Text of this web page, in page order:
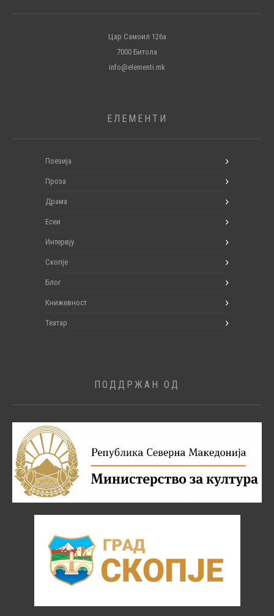
Цар Самоил 126а
7000 Битола
info@elementi.mk
ЕЛЕМЕНТИ
Поезија
Проза
Драма
Есеи
Интервју
Скопје
Блог
Книжевност
Театар
ПОДДРЖАН ОД